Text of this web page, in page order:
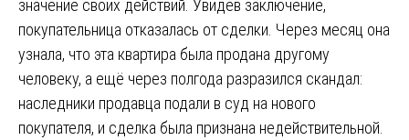
значение своих действий. Увидев заключение,
покупательница отказалась от сделки. Через месяц она
узнала, что эта квартира была продана другому
человеку, а ещё через полгода разразился скандал:
наследники продавца подали в суд на нового
покупателя, и сделка была признана недействительной.